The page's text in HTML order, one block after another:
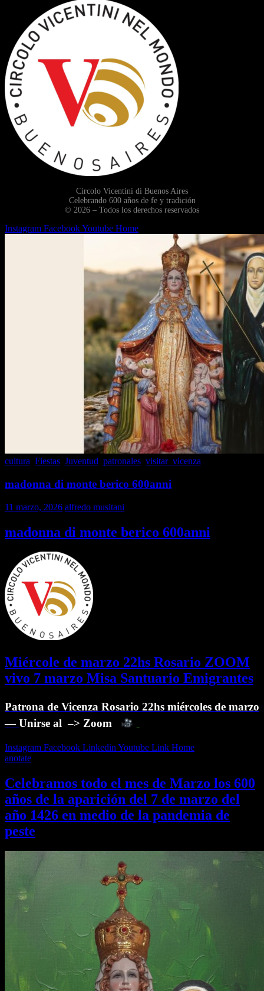
Circolo Vicentini di Buenos Aires
Celebrando 600 años de fe y tradición
© 2026 – Todos los derechos reservados
Instagram FacebookYoutube Home
cultura Fiestas Juventud patronales visitar_vicenza
madonna di monte berico 600anni
11 marzo, 2026 alfredo musitani
madonna di monte berico 600anni
Miércole de marzo 22hs Rosario ZOOM
vivo 7 marzo Misa Santuario Emigrantes
Patrona de Vicenza Rosario 22hs miércoles de marzo
—Unirse al –> Zoom
Instagram Facebook Linkedin Youtube Link Home
anotate
Celebramos todo el mes de Marzo los 600
años de la aparición del 7 de marzo del
año 1426 en medio de la pandemia de
peste